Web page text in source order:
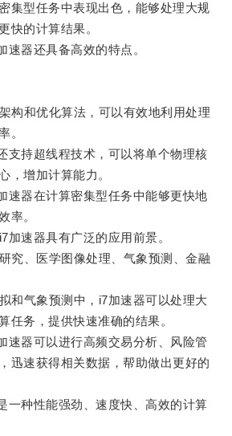
集型任务中表现出色，能够处理大规
快的计算结果。
器还具备高效的特点。
和优化算法，可以有效地利用处理
。
持超线程技术，可以将单个物理核
，增加计算能力。
器在计算密集型任务中能够更快地
率。
速器具有广泛的应用前景。
、医学图像处理、气象预测、金融
气象预测中，i7加速器可以处理大
任务，提供快速准确的结果。
器可以进行高频交易分析、风险管
迅速获得相关数据，帮助做出更好的
种性能强劲、速度快、高效的计算